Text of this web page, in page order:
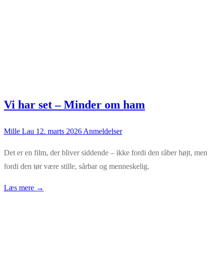
Vi har set – Minder om ham
Mille Lau 12. marts 2026 Anmeldelser
Det er en film, der bliver siddende – ikke fordi den råber højt, men
fordi den tør være stille, sårbar og menneskelig.
Læs mere →